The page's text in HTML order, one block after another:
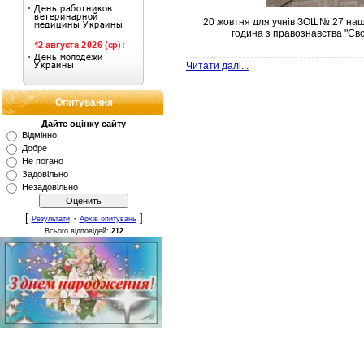
Опитування
Дайте оцінку сайту
Відмінно
Добре
Не погано
Задовільно
Незадовільно
[ Результати· Архів опитувань]
Всього відповідей: 212
20 жовтня для учнів ЗОШ№ 27
година з правознавства
Читати далі...